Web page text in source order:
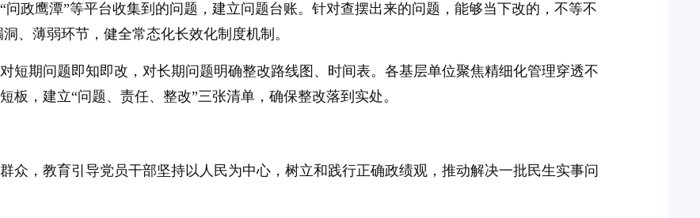
政鹰潭”等平台收集到的问题，建立问题台账。针对查摆出来的问题，能够当下改的，不等不
、薄弱环节，健全常态化长效化制度机制。
短期问题即知即改，对长期问题明确整改路线图、时间表。各基层单位聚焦精细化管理穿透不
板，建立“问题、责任、整改”三张清单，确保整改落到实处。
众，教育引导党员干部坚持以人民为中心，树立和践行正确政绩观，推动解决一批民生实事问